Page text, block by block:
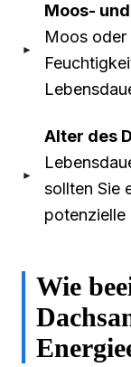
Moos-
Moos
Alter des
sollten Sie
potenzielle
Wie